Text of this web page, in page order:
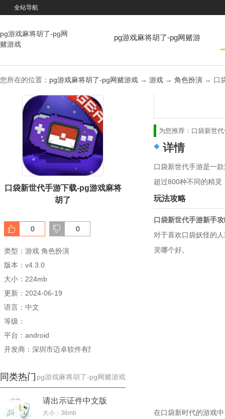
全站导航
pg游戏麻将胡了-pg网
赌游戏
pg游戏麻将胡了-pg网赌游
您所在的位置： pg游戏麻将胡了-pg网赌游戏 → 游戏 → 角色扮演 → 口
口袋新世代手游下载-pg游戏麻将
胡了
0 0
类型：游戏 角色扮演
版本：v4.3.0
大小：224mb
更新：2024-06-19
语言：中文
等级：
平台：android
开发商：深圳市迈卓软件有限公司
pg游戏麻将胡了-pg网赌游戏
同类热门
请出示证件中文版
大小： 36mb
为您推荐： 口袋新世代
详情
口袋新世代手游是一
超过800种不同的精灵
玩法攻略
口袋新世代手游新手
对于喜欢口袋妖怪的
灵哪个好。
在口袋新时代的游戏